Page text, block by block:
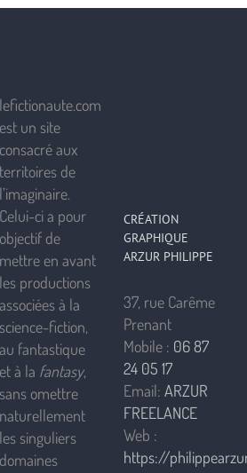
lefictionaute.com
est un site
consacré aux
territoires de
l’imaginaire.
Celui-ci a pour
objectif de
mettre en avant
les productions
associées à la
science-fiction,
au fantastique
et à la fantasy,
sans omettre
naturellement
les singuliers
domaines
CRÉATION
GRAPHIQUE
ARZUR PHILIPPE
37, rue Carême
Prenant
Mobile : 06 87
24 05 17
Email: ARZUR
FREELANCE
Web :
https://